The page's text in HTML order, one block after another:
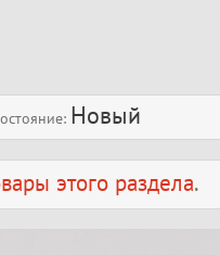
Новый
этого раздела.